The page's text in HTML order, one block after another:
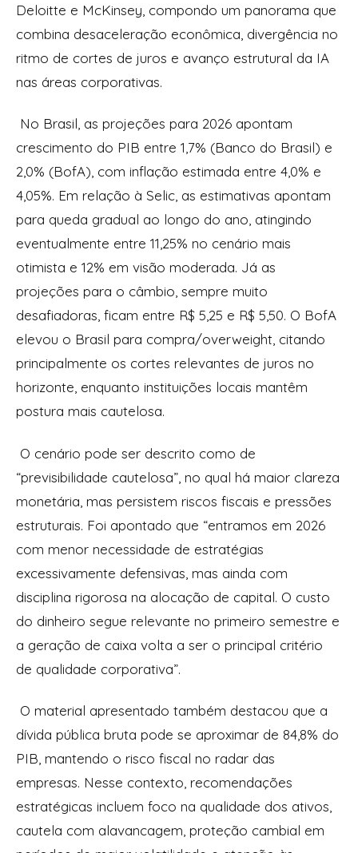
Deloitte e McKinsey, compondo um panorama que
combina desaceleração econômica, divergência no
ritmo de cortes de juros e avanço estrutural da IA
nas áreas corporativas.
No Brasil, as projeções para 2026 apontam
crescimento do PIB entre 1,7% (Banco do Brasil) e
2,0% (BofA), com inflação estimada entre 4,0% e
4,05%. Em relação à Selic, as estimativas apontam
para queda gradual ao longo do ano, atingindo
eventualmente entre 11,25% no cenário mais
otimista e 12% em visão moderada. Já as
projeções para o câmbio, sempre muito
desafiadoras, ficam entre R$ 5,25 e R$ 5,50. O BofA
elevou o Brasil para compra/overweight, citando
principalmente os cortes relevantes de juros no
horizonte, enquanto instituições locais mantêm
postura mais cautelosa.
O cenário pode ser descrito como de
“previsibilidade cautelosa”, no qual há maior clareza
monetária, mas persistem riscos fiscais e pressões
estruturais. Foi apontado que “entramos em 2026
com menor necessidade de estratégias
excessivamente defensivas, mas ainda com
disciplina rigorosa na alocação de capital. O custo
do dinheiro segue relevante no primeiro semestre e
a geração de caixa volta a ser o principal critério
de qualidade corporativa”.
O material apresentado também destacou que a
dívida pública bruta pode se aproximar de 84,8% do
PIB, mantendo o risco fiscal no radar das
empresas. Nesse contexto, recomendações
estratégicas incluem foco na qualidade dos ativos,
cautela com alavancagem, proteção cambial em